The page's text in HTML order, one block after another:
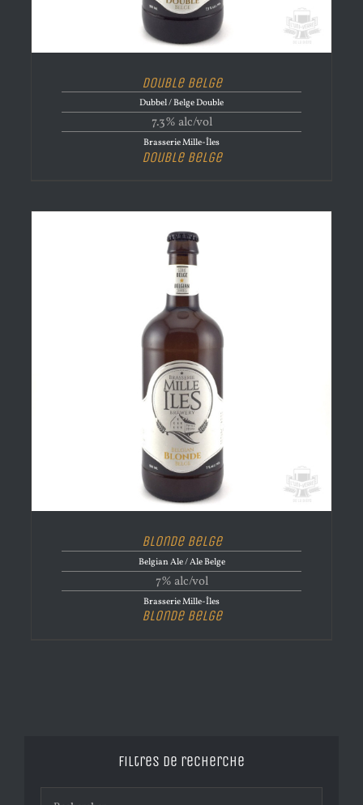
Double Belge
Dubbel / Belge Double
7.3% alc/vol
Brasserie Mille-Îles
Double Belge
Blonde Belge
Belgian Ale / Ale Belge
7% alc/vol
Brasserie Mille-Îles
Blonde Belge
Filtres de recherche